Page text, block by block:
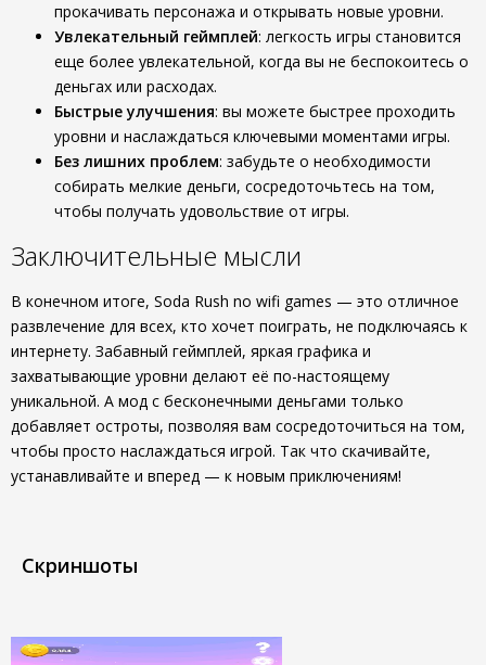
прокачивать персонажа и открывать новые уровни.
Увлекательный геймплей: легкость игры становится
еще более увлекательной, когда вы не беспокоитесь о
деньгах или расходах.
Быстрые улучшения: вы можете быстрее проходить
уровни и наслаждаться ключевыми моментами игры.
Без лишних проблем: забудьте о необходимости
собирать мелкие деньги, сосредоточьтесь на том,
чтобы получать удовольствие от игры.
Заключительные мысли
В конечном итоге, Soda Rush no wifi games — это отличное
развлечение для всех, кто хочет поиграть, не подключаясь к
интернету. Забавный геймплей, яркая графика и
захватывающие уровни делают её по-настоящему
уникальной. А мод с бесконечными деньгами только
добавляет остроты, позволяя вам сосредоточиться на том,
чтобы просто наслаждаться игрой. Так что скачивайте,
устанавливайте и вперед — к новым приключениям!
Скриншоты